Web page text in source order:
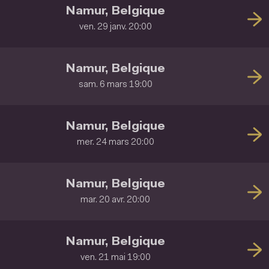
Namur, Belgique
ven. 29 janv. 20:00
Namur, Belgique
sam. 6 mars 19:00
Namur, Belgique
mer. 24 mars 20:00
Namur, Belgique
mar. 20 avr. 20:00
Namur, Belgique
ven. 21 mai 19:00